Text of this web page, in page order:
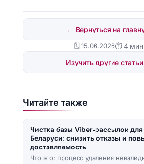
← Вернуться на
🗓️ 15.06.2026⏱ 4 мин
Изучить другие
Читайте также
Чистка базы Viber‑рассылок
Беларуси: снизить отказы и
доставляемость
Что это: процесс удаления